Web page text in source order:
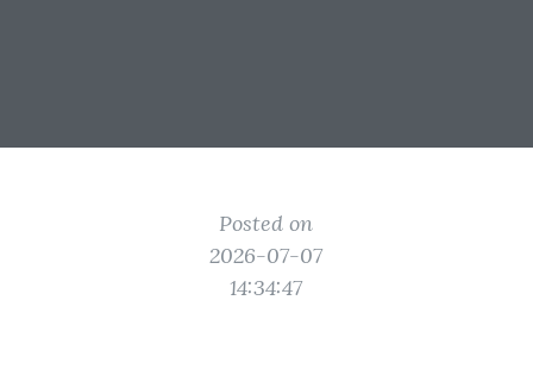
Posted on
2026-07-07
14:34:47